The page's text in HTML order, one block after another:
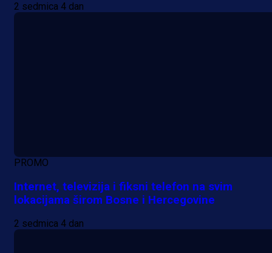
2 sedmica 4 dan
PROMO
Internet, televizija i fiksni telefon na svim
lokacijama širom Bosne i Hercegovine
2 sedmica 4 dan